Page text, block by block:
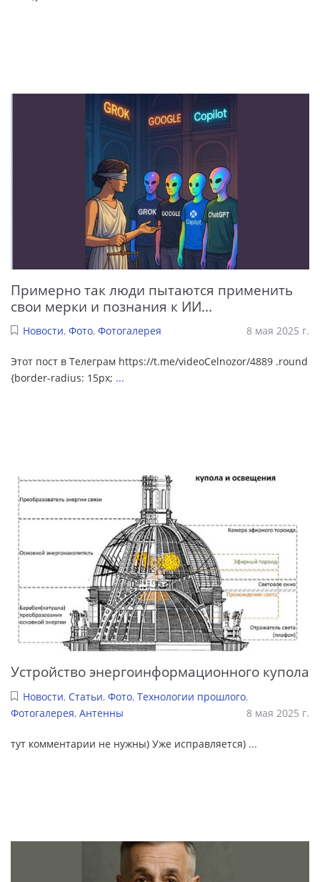
Примерно так люди пытаются применить
свои мерки и познания к ИИ...
Новости, Фото, Фотогалерея 8 мая 2025 г.
Этот пост в Телеграм https://t.me/videoCelnozor/4889 .round
{border-radius: 15px; ...
Устройство энергоинформационного купола
Новости, Статьи, Фото, Технологии прошлого,
Фотогалерея, Антенны 8 мая 2025 г.
тут комментарии не нужны) Уже исправляется) ...